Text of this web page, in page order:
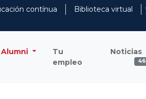
contínua
Biblioteca virtual
Alumni
Tu
empleo
Noticias
46